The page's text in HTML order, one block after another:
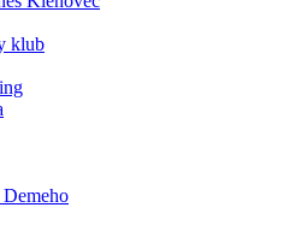
klub